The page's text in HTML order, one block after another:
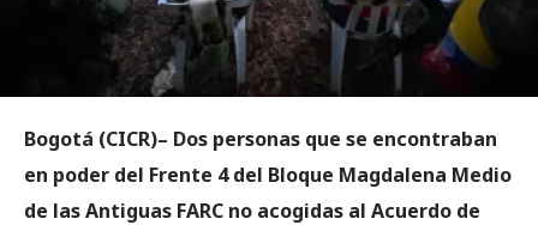
Bogotá (CICR)– Dos personas que se encontraban
en poder del Frente 4 del Bloque Magdalena Medio
de las Antiguas FARC no acogidas al Acuerdo de